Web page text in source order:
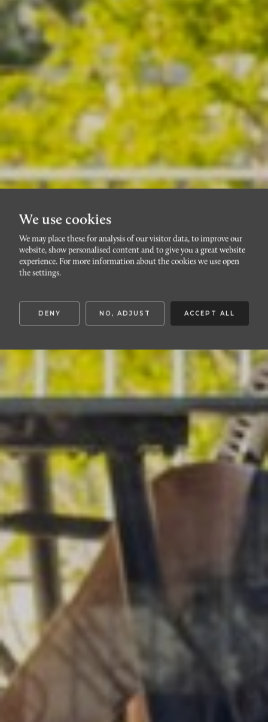
VÄSTRA HAMNEN
Kostergränd 4A
We use cookies
We may place these for analysis of our visitor data, to improve our
website, show personalised content and to give you a great website
experience. For more information about the cookies we use open
the settings.
DENY NO, ADJUST ACCEPT ALL